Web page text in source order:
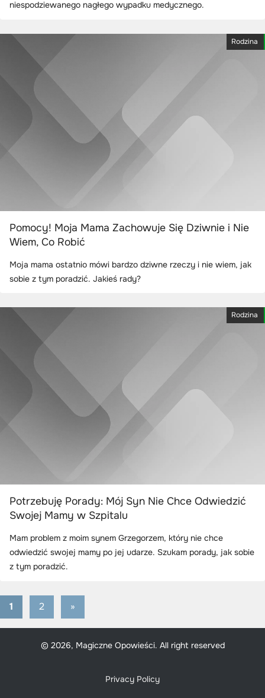
niespodziewanego nagłego wypadku medycznego.
Rodzina
Pomocy! Moja Mama Zachowuje Się Dziwnie i Nie
Wiem, Co Robić
Moja mama ostatnio mówi bardzo dziwne rzeczy i nie wiem, jak
sobie z tym poradzić. Jakieś rady?
Rodzina
Potrzebuję Porady: Mój Syn Nie Chce Odwiedzić
Swojej Mamy w Szpitalu
Mam problem z moim synem Grzegorzem, który nie chce
odwiedzić swojej mamy po jej udarze. Szukam porady, jak sobie
z tym poradzić.
Stronicowanie
wpisów
1 2
Next
»
© 2026, Magiczne Opowieści. All right reserved
Privacy Policy